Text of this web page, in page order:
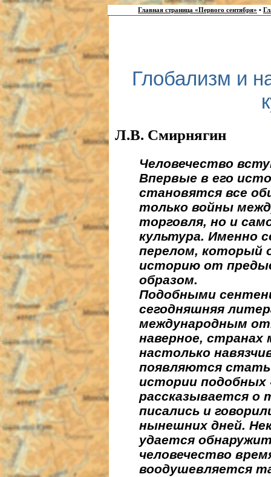
Главная страница «Первого сентября» •
Глобализм и
Л.В. Смирнягин
Человечество
Впервые в его
становятся все
только войны
торговля, но и
культура. Именно
перелом, который
историю от
образом.
Подобными
сегодняшняя
международным
наверное,
настолько
появляются
истории подобных
рассказывается о
писались и
нынешних дней.
удается
человечество
воодушевляется